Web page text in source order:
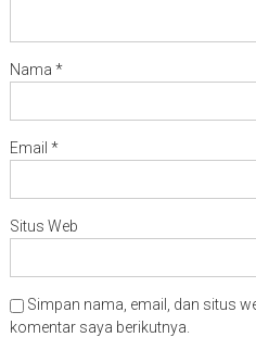
Nama *
Email *
Situs Web
Simpan nama, email, dan situs
komentar saya berikutnya.